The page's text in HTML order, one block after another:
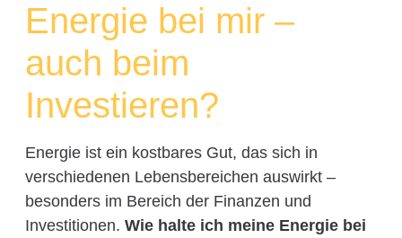
Energie bei mir –
auch beim
Investieren?
Energie ist ein kostbares Gut, das sich in
verschiedenen Lebensbereichen auswirkt –
besonders im Bereich der Finanzen und
Investitionen. Wie halte ich meine Energie bei